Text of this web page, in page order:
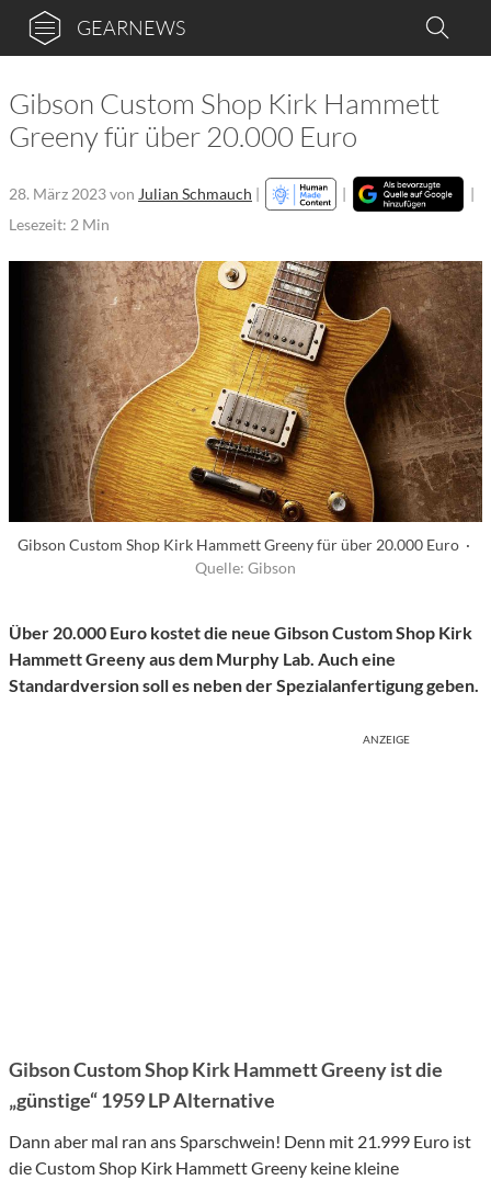
GEARNEWS
Gibson Custom Shop Kirk Hammett
Greeny für über 20.000 Euro
28. März 2023von Julian Schmauch | |
|
Lesezeit: 2 Min
Gibson Custom Shop Kirk Hammett Greeny für über 20.000 Euro ·
Quelle: Gibson
Über 20.000 Euro kostet die neue Gibson Custom Shop Kirk
Hammett Greeny aus dem Murphy Lab. Auch eine
Standardversion soll es neben der Spezialanfertigung geben.
ANZEIGE
Gibson Custom Shop Kirk Hammett Greeny ist die
„günstige“ 1959 LP Alternative
Dann aber mal ran ans Sparschwein! Denn mit 21.999 Euro ist
die Custom Shop Kirk Hammett Greeny keine kleine